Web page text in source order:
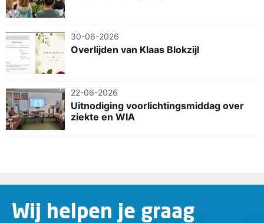
30-06-2026
Overlijden van Klaas Blokzijl
22-06-2026
Uitnodiging voorlichtingsmiddag over
ziekte en WIA
Wij helpen je graag